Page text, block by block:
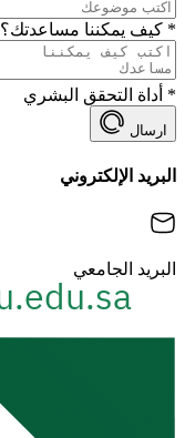
* كيف يمكننا مساعدتك؟
* أداة التحقق البشري
ارسال
البريد الإلكتروني
البريد الجامعي